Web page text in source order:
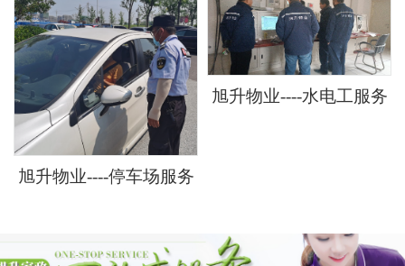
旭升物业----停车场服务
旭升物业----水电工服务